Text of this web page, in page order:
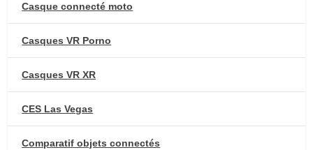
Casque connecté moto
Casques VR Porno
Casques VR XR
CES Las Vegas
Comparatif objets connectés